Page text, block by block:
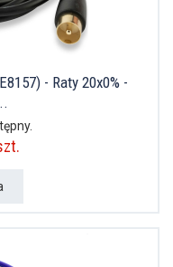
- Raty 20x0% -